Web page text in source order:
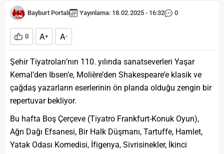
Bayburt Portalı Yayınlama: 18.02.2025 - 16:32 0
0 A+ A-
Şehir Tiyatroları’nın 110. yılında sanatseverleri Yaşar
Kemal’den Ibsen’e, Molière’den Shakespeare’e klasik ve
çağdaş yazarların eserlerinin ön planda olduğu zengin bir
repertuvar bekliyor.
Bu hafta Boş Çerçeve (Tiyatro Frankfurt-Konuk Oyun),
Ağrı Dağı Efsanesi, Bir Halk Düşmanı, Tartuffe, Hamlet,
Yatak Odası Komedisi, İfigenya, Sivrisinekler, İkinci